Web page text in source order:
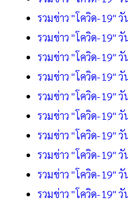
รวมข่าว "โควิด-19"
รวมข่าว "โควิด-19"
รวมข่าว "โควิด-19"
รวมข่าว "โควิด-19"
รวมข่าว "โควิด-19"
รวมข่าว "โควิด-19"
รวมข่าว "โควิด-19"
รวมข่าว "โควิด-19"
รวมข่าว "โควิด-19"
รวมข่าว "โควิด-19"